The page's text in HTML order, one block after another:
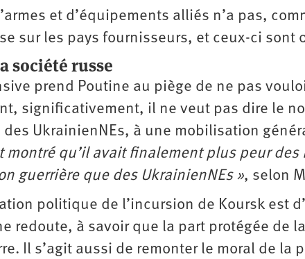
et d’équipements alliés n’a pas,
sur les pays fournisseurs, et ceux-ci sont
société russe
prend Poutine au piège de ne pas
significativement, il ne veut pas dire le
des UkrainienNEs, à une mobilisation
montré qu’il avait finalement plus peur
guerrière que des UkrainienNEs », selon
politique de l’incursion de Koursk est
redoute, à savoir que la part protégée de
Il s’agit aussi de remonter le moral de